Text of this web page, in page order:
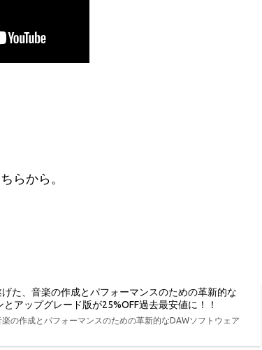
らから。
た、音楽の作成とパフォーマンスのための革新的な
アップグレード版が25%OFF過去最安値に！！
の作成とパフォーマンスのための革新的なDAWソフトウェア